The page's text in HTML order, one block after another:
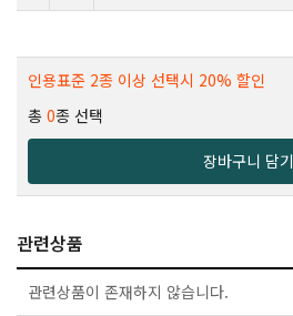
인용표준 2종 이상 선택시 20% 할인
총 0종 선택
장바구니 담기
관련상품
관련상품이 존재하지 않습니다.